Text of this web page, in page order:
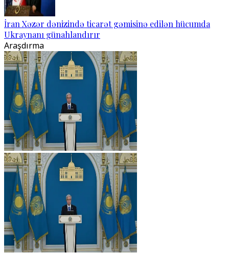
İran Xəzər dənizində ticarət gəmisinə edilən hücumda
Ukraynanı günahlandırır
Araşdırma